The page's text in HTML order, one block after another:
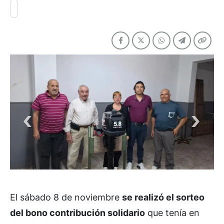
El sábado 8 de noviembre se realizó el sorteo
del bono contribución solidario que tenía en